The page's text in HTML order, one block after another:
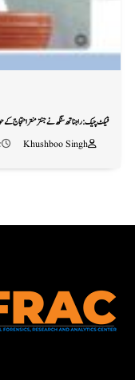
فیکٹ چیک: راجناتھ سنگھ نے جنتر منتر احتجاج کے
Khushboo Singh